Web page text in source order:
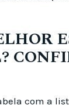
com a